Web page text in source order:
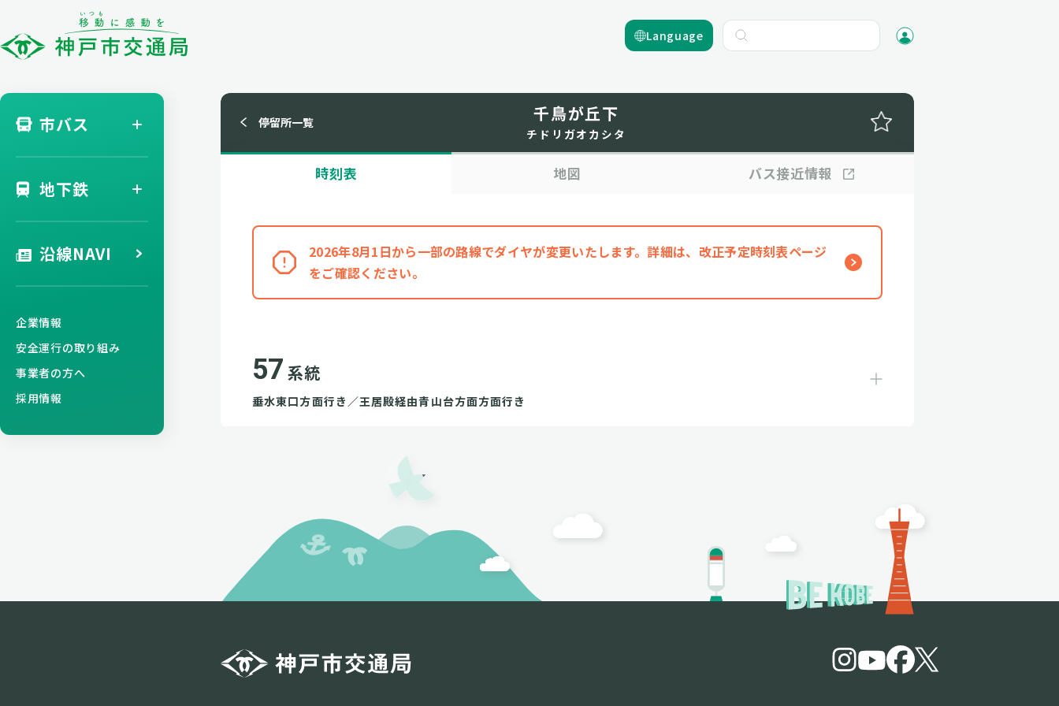
Language
市バス
地下鉄
沿線NAVI
企業情報
安全運行の取り組み
事業者の方へ
採用情報
停留所一覧 千鳥が丘下
チドリガオカシタ
時刻表 地図 バス接近情報
2026年8月1日から一部の路線でダイヤが変更いたします。詳細は、改正予定時刻表ページ
をご確認ください。
57 系統
垂水東口方面行き／王居殿経由青山台方面方面行き